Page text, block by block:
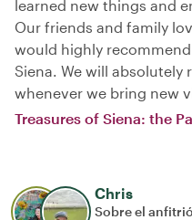
learned new things and
Our friends and family
would highly
Siena. We will absolutely
whenever we bring new
Treasures of Siena: the
Chris
Sobre el